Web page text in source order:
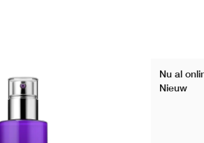
Nu al
Nieuw